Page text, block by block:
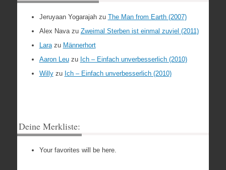
Jeruyaan Yogarajahzu The Man from Earth (2007)
Alex Navazu Zweimal Sterben ist einmal zuviel (2011)
Larazu Männerhort
Aaron Leuzu Ich – Einfach unverbesserlich (2010)
Willyzu Ich – Einfach unverbesserlich (2010)
Deine Merkliste:
Your favorites will be here.